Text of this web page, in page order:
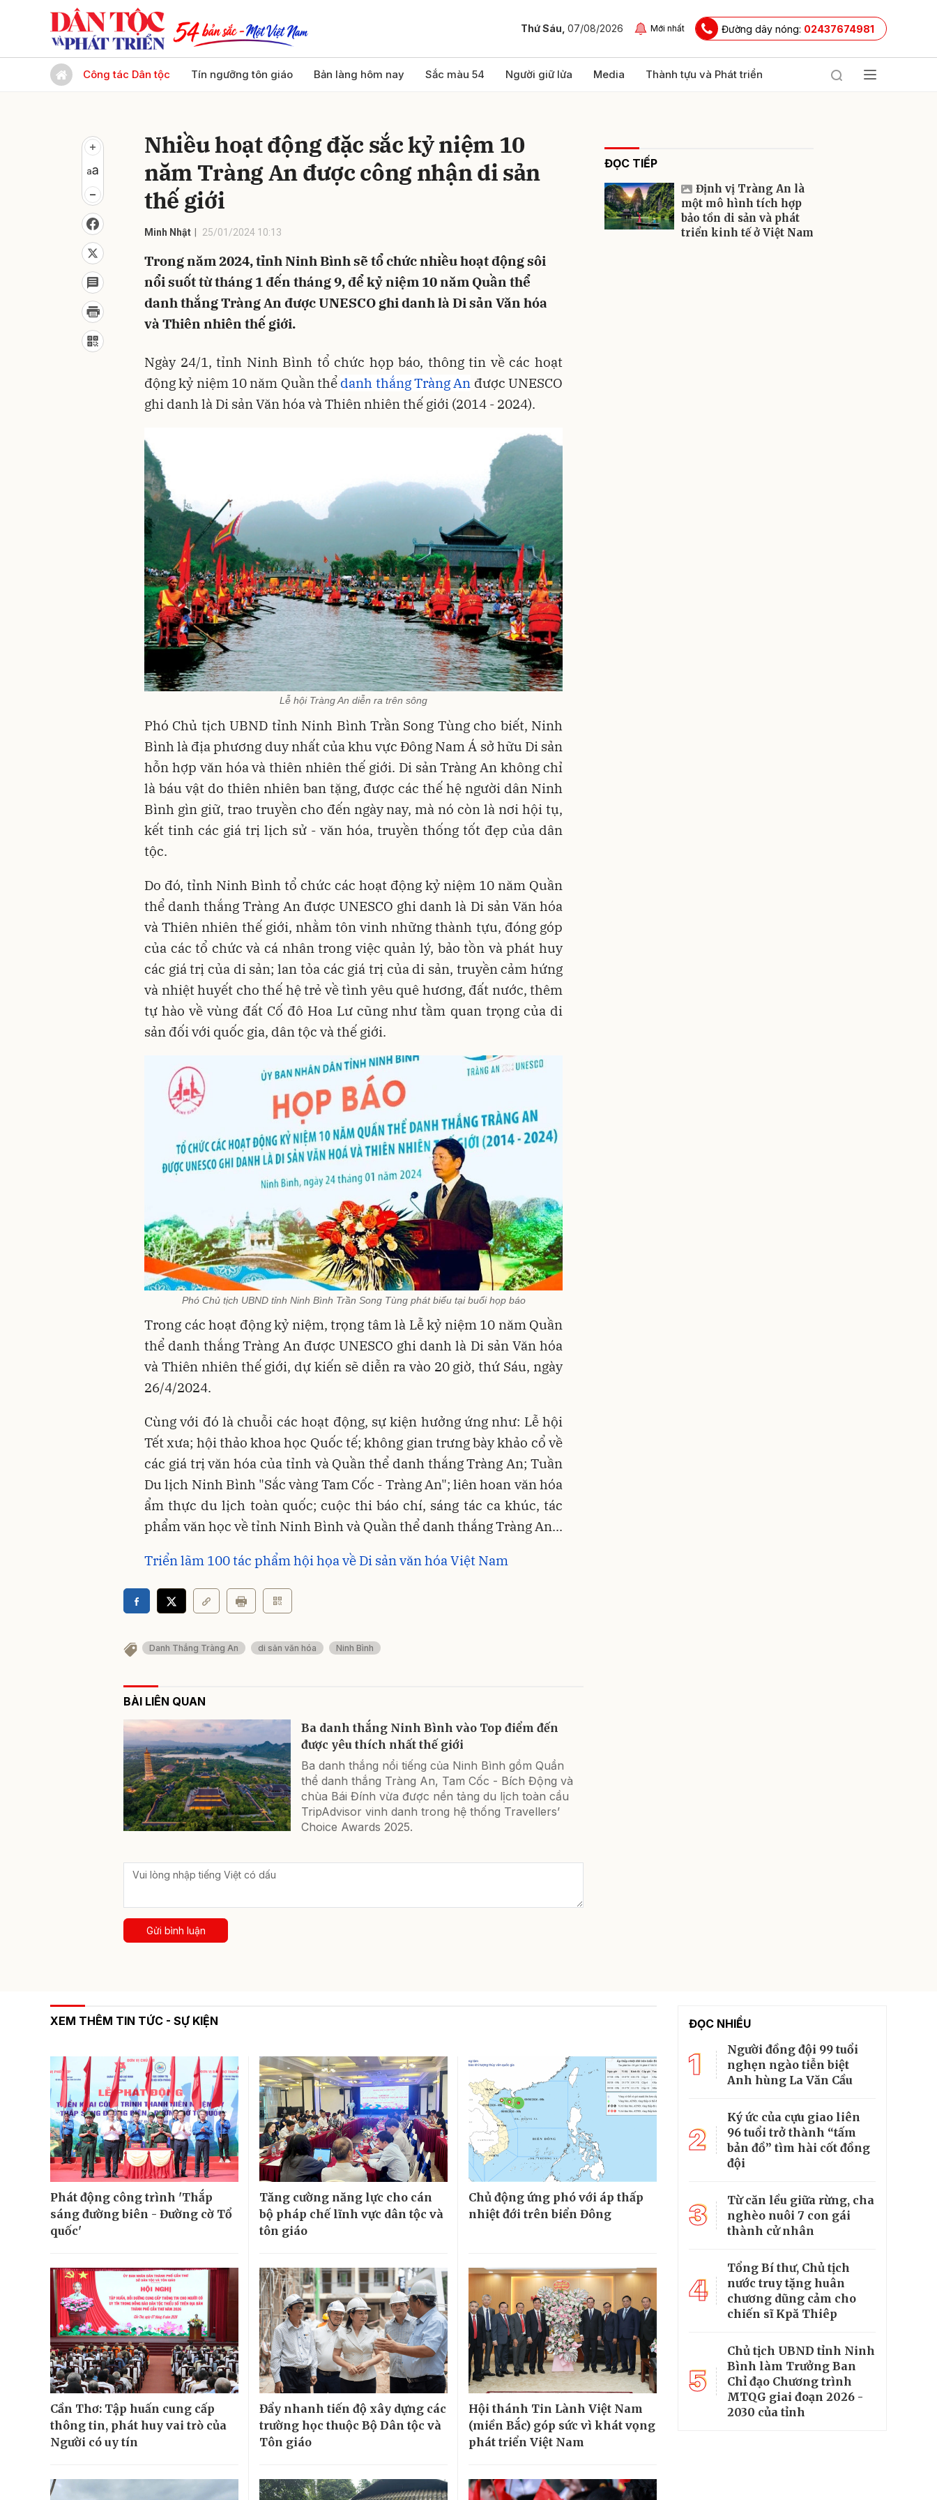
Thứ Sáu, 07/08/2026 Mới nhất Đường dây nóng: 02437674981
Công tác Dân tộc Tín ngưỡng tôn giáo Bản làng hôm nay Sắc màu 54 Người giữ lửa Media Thành tựu và Phát triển
Nhiều hoạt động đặc sắc kỷ niệm 10
năm Tràng An được công nhận di sản
thế giới
Minh Nhật 25/01/2024 10:13
Trong năm 2024, tỉnh Ninh Bình sẽ tổ chức nhiều hoạt động sôi
nổi suốt từ tháng 1 đến tháng 9, để kỷ niệm 10 năm Quần thể
danh thắng Tràng An được UNESCO ghi danh là Di sản Văn hóa
và Thiên nhiên thế giới.
Ngày 24/1, tỉnh Ninh Bình tổ chức họp báo, thông tin về các hoạt
động kỷ niệm 10 năm Quần thể danh thắng Tràng An được UNESCO
ghi danh là Di sản Văn hóa và Thiên nhiên thế giới (2014 - 2024).
Lễ hội Tràng An diễn ra trên sông
Phó Chủ tịch UBND tỉnh Ninh Bình Trần Song Tùng cho biết, Ninh
Bình là địa phương duy nhất của khu vực Đông Nam Á sở hữu Di sản
hỗn hợp văn hóa và thiên nhiên thế giới. Di sản Tràng An không chỉ
là báu vật do thiên nhiên ban tặng, được các thế hệ người dân Ninh
Bình gìn giữ, trao truyền cho đến ngày nay, mà nó còn là nơi hội tụ,
kết tinh các giá trị lịch sử - văn hóa, truyền thống tốt đẹp của dân
tộc.
Do đó, tỉnh Ninh Bình tổ chức các hoạt động kỷ niệm 10 năm Quần
thể danh thắng Tràng An được UNESCO ghi danh là Di sản Văn hóa
và Thiên nhiên thế giới, nhằm tôn vinh những thành tựu, đóng góp
của các tổ chức và cá nhân trong việc quản lý, bảo tồn và phát huy
các giá trị của di sản; lan tỏa các giá trị của di sản, truyền cảm hứng
và nhiệt huyết cho thế hệ trẻ về tình yêu quê hương, đất nước, thêm
tự hào về vùng đất Cố đô Hoa Lư cũng như tầm quan trọng của di
sản đối với quốc gia, dân tộc và thế giới.
Phó Chủ tịch UBND tỉnh Ninh Bình Trần Song Tùng phát biểu tại buổi họp báo
Trong các hoạt động kỷ niệm, trọng tâm là Lễ kỷ niệm 10 năm Quần
thể danh thắng Tràng An được UNESCO ghi danh là Di sản Văn hóa
và Thiên nhiên thế giới, dự kiến sẽ diễn ra vào 20 giờ, thứ Sáu, ngày
26/4/2024.
Cùng với đó là chuỗi các hoạt động, sự kiện hưởng ứng như: Lễ hội
Tết xưa; hội thảo khoa học Quốc tế; không gian trưng bày khảo cổ về
các giá trị văn hóa của tỉnh và Quần thể danh thắng Tràng An; Tuần
Du lịch Ninh Bình "Sắc vàng Tam Cốc - Tràng An"; liên hoan văn hóa
ẩm thực du lịch toàn quốc; cuộc thi báo chí, sáng tác ca khúc, tác
phẩm văn học về tỉnh Ninh Bình và Quần thể danh thắng Tràng An...
Triển lãm 100 tác phẩm hội họa về Di sản văn hóa Việt Nam
Danh Thắng Tràng An di sản văn hóa Ninh Bình
BÀI LIÊN QUAN
Ba danh thắng Ninh Bình vào Top điểm đến
được yêu thích nhất thế giới
Ba danh thắng nổi tiếng của Ninh Bình gồm Quần
thể danh thắng Tràng An, Tam Cốc - Bích Động và
chùa Bái Đính vừa được nền tảng du lịch toàn cầu
TripAdvisor vinh danh trong hệ thống Travellers’
Choice Awards 2025.
Gửi bình luận
ĐỌC TIẾP
Định vị Tràng An là
một mô hình tích hợp
bảo tồn di sản và phát
triển kinh tế ở Việt Nam
XEM THÊM TIN TỨC - SỰ KIỆN
Phát động công trình 'Thắp
sáng đường biên - Đường cờ Tổ
quốc'
Tăng cường năng lực cho cán
bộ pháp chế lĩnh vực dân tộc và
tôn giáo
Chủ động ứng phó với áp thấp
nhiệt đới trên biển Đông
Cần Thơ: Tập huấn cung cấp
thông tin, phát huy vai trò của
Người có uy tín
Đẩy nhanh tiến độ xây dựng các
trường học thuộc Bộ Dân tộc và
Tôn giáo
Hội thánh Tin Lành Việt Nam
(miền Bắc) góp sức vì khát vọng
phát triển Việt Nam
ĐỌC NHIỀU
1
Người đồng đội 99 tuổi
nghẹn ngào tiễn biệt
Anh hùng La Văn Cầu
2
Ký ức của cựu giao liên
96 tuổi trở thành “tấm
bản đồ” tìm hài cốt đồng
đội
3
Từ căn lều giữa rừng, cha
nghèo nuôi 7 con gái
thành cử nhân
4
Tổng Bí thư, Chủ tịch
nước truy tặng huân
chương dũng cảm cho
chiến sĩ Kpă Thiêp
5
Chủ tịch UBND tỉnh Ninh
Bình làm Trưởng Ban
Chỉ đạo Chương trình
MTQG giai đoạn 2026 -
2030 của tỉnh
Gửi bình luận
Gửi